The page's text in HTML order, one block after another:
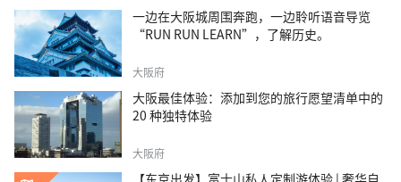
一边在大阪城周围奔跑，一边聆听语音导览
“RUN RUN LEARN”，了解历史。
大阪府
大阪最佳体验：添加到您的旅行愿望清单中的
20 种独特体验
大阪府